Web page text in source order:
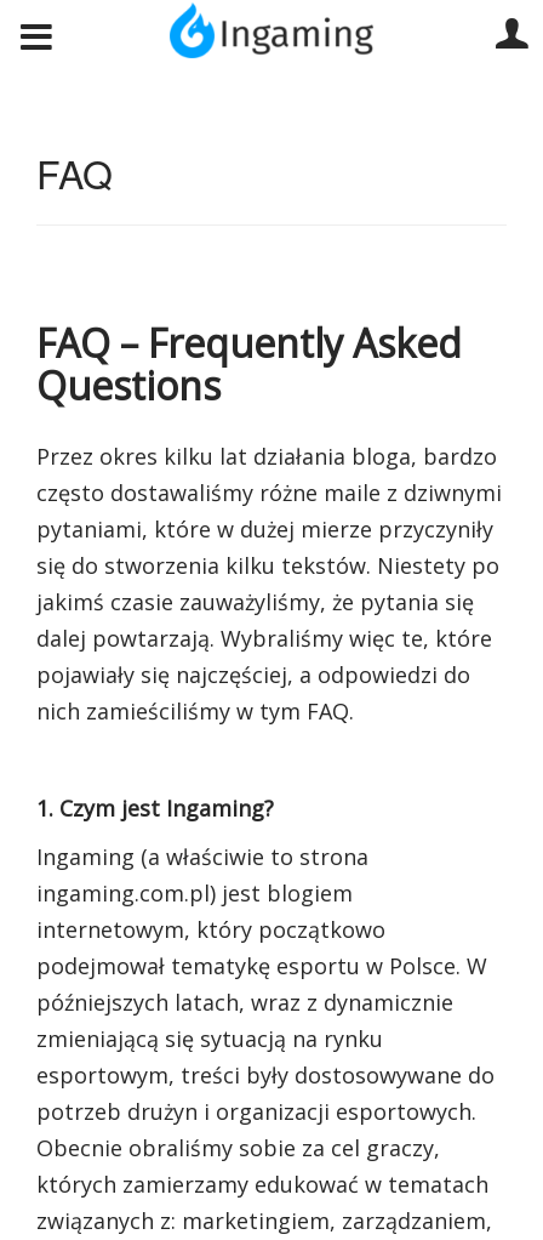
FAQ
FAQ – Frequently Asked
Questions
Przez okres kilku lat działania bloga, bardzo
często dostawaliśmy różne maile z dziwnymi
pytaniami, które w dużej mierze przyczyniły
się do stworzenia kilku tekstów. Niestety po
jakimś czasie zauważyliśmy, że pytania się
dalej powtarzają. Wybraliśmy więc te, które
pojawiały się najczęściej, a odpowiedzi do
nich zamieściliśmy w tym FAQ.
1. Czym jest Ingaming?
Ingaming (a właściwie to strona
ingaming.com.pl) jest blogiem
internetowym, który początkowo
podejmował tematykę esportu w Polsce. W
późniejszych latach, wraz z dynamicznie
zmieniającą się sytuacją na rynku
esportowym, treści były dostosowywane do
potrzeb drużyn i organizacji esportowych.
Obecnie obraliśmy sobie za cel graczy,
których zamierzamy edukować w tematach
związanych z: marketingiem, zarządzaniem,